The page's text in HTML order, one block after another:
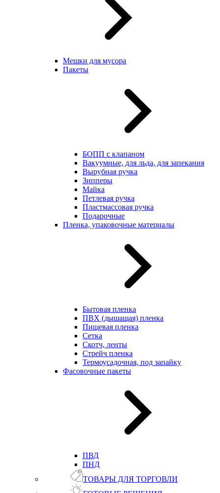
Мешки для мусора
Пакеты
БОПП с клапаном
Вакуумные, для льда, для запекания
Вырубная ручка
Зипперы
Майка
Петлевая ручка
Пластмассовая ручка
Подарочные
Пленка, упаковочные материалы
Бытовая пленка
ПВХ (дышащая) пленка
Пищевая пленка
Сетка
Скотч, ленты
Стрейч пленка
Термоусадочная, под запайку
Фасовочные пакеты
ПВД
ПНД
ТОВАРЫ ДЛЯ ТОРГОВЛИ